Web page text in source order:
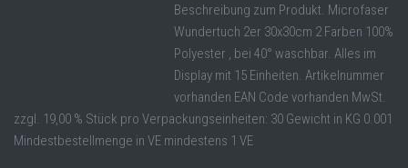
Beschreibung zum Produkt. Microfaser
Wundertuch 2er 30x30cm 2 Farben 100%
Polyester , bei 40° waschbar. Alles im
Display mit 15 Einheiten. Artikelnummer
vorhanden EAN Code vorhanden MwSt.
zzgl. 19,00 % Stück pro Verpackungseinheiten: 30 Gewicht in KG 0.001
Mindestbestellmenge in VE mindestens 1 VE